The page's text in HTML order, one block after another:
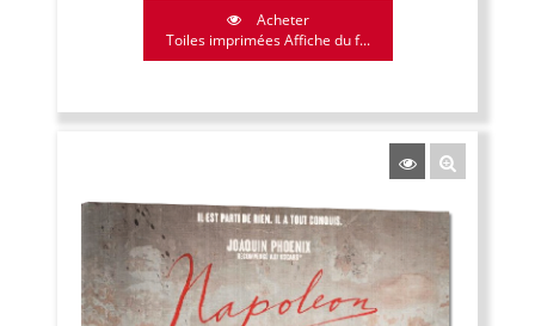
Acheter
Toiles imprimées Affiche du f...